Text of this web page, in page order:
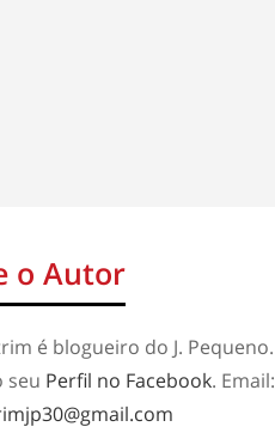
o Autor
é blogueiro do J. Pequeno.
seu Perfil no Facebook. Email: